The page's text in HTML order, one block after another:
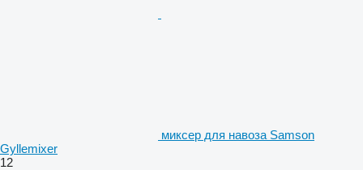
миксер для навоза Samson
Gyllemixer
12